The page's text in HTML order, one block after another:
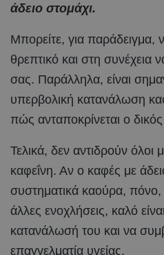
άδειο στομάχι.
Μπορείτε, για παράδειγμα,
θρεπτικό και στη
σας. Παράλληλα, είναι
υπερβολική κατανάλωση
πώς ανταποκρίνεται ο
Τελικά, δεν αντιδρούν όλοι
καφεΐνη. Αν ο καφές με
συστηματικά καούρα, πόνο,
άλλες ενοχλήσεις, καλό
κατανάλωσή του και να
επαγγελματία υγείας.